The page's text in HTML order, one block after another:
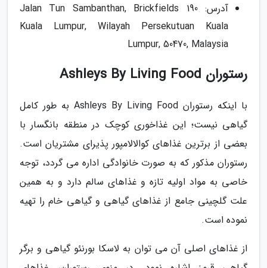
آدرس: 190 Jalan Tun Sambanthan, Brickfields
Kuala Lumpur, Wilayah Persekutuan Kuala
Lumpur, 50470, Malaysia
رستوران Ashleys By Living Food
با اینکه رستوران Ashleys By Living Food به طور کامل
گیاهی نیست؛ این غذاخوری کوچک در منطقه بانگسار با
بعضی از برترین غذاهای کوالالامپور پذیرای مشتریان است.
رستوران مذکور که به صورت خانوادگی اداره می گردد، توجه
خاصی به مواد اولیه تازه و غذاهای سالم دارد و به همین
علت گلچینی جامع از غذاهای گیاهی و گیاهی خام را تهیه
نموده است.
از غذاهای اصلی آن می توان به لاسکا بورنئو گیاهی و برگر